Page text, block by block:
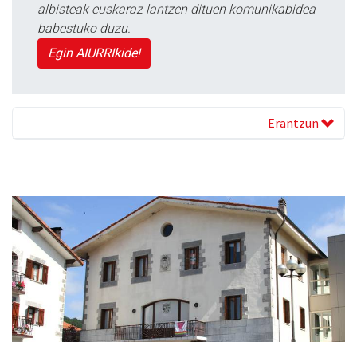
albisteak euskaraz lantzen dituen komunikabidea
babestuko duzu.
Egin AIURRIkide!
Erantzun